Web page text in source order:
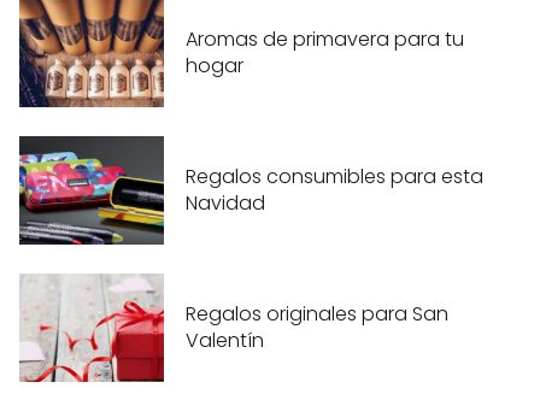
Aromas de primavera para tu
hogar
Regalos consumibles para esta
Navidad
Regalos originales para San
Valentín